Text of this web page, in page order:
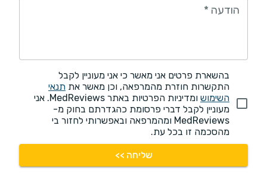
הודעה *
בהשארת פרטים אני מאשר כי אני מעוניין לקבל
התקשרות חוזרת מהמרפאה, וכן מאשר את תנאי
השימוש
ומדיניות הפרטיות באתר MedReviews. אני
מעוניין לקבל דברי פרסומת כהגדרתם בחוק מ-
MedReviews ומהמרפאה ובאפשרותי לחזור בי
מהסכמה זו בכל עת.
שליחה >>